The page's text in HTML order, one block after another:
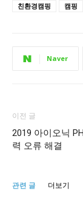
친환경캠핑
캠핑
Naver
이전 글
2019 아이오닉
력 오류 해결
관련 글 더보기